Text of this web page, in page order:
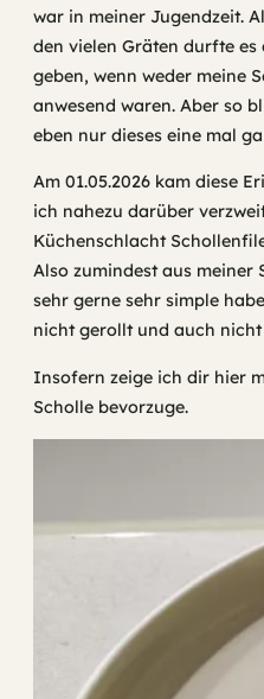
war in meiner Jugendzeit.
den vielen Gräten durfte es
geben, wenn weder meine
anwesend waren. Aber so
eben nur dieses eine mal
Am 01.05.2026 kam diese
ich nahezu darüber
Küchenschlacht
Also zumindest aus meiner
sehr gerne sehr simple
nicht gerollt und auch
Insofern zeige ich dir hier
Scholle bevorzuge.